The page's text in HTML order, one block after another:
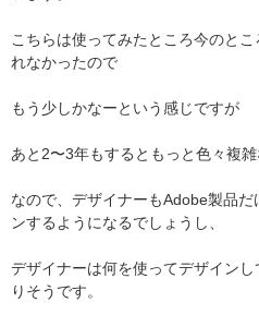
こちらは使ってみたところ今のと
れなかったので
もう少しかなーという感じですが
あと2〜3年もするともっと色々複
なので、デザイナーもAdobe製品
ンするようになるでしょうし、
デザイナーは何を使ってデザイン
りそうです。